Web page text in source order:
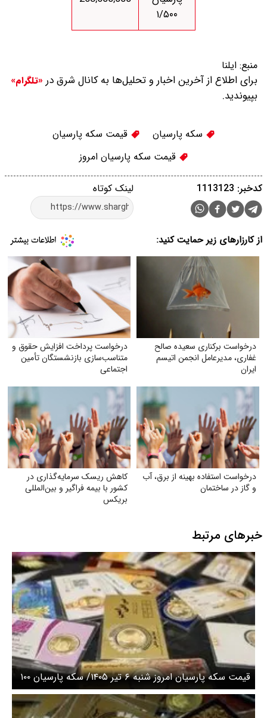
۱/۵۰۰
منبع: ایلنا
برای اطلاع از آخرین اخبار و تحلیل‌ها به کانال شرق در «تلگرام»
بپیوندید.
سکه پارسیان
قیمت سکه پارسیان
قیمت سکه پارسیان امروز
لینک کوتاه کدخبر: 1113123
از کارزارهای زیر حمایت کنید:
درخواست برکناری سعیده صالح
غفاری، مدیرعامل انجمن اتیسم
ایران
درخواست پرداخت افزایش حقوق و
متناسب‌سازی بازنشستگان تأمین
اجتماعی
درخواست استفاده بهینه از برق، آب
و گاز در ساختمان
کاهش ریسک سرمایه‌گذاری در
کشور با بیمه فراگیر و بین‌المللی
بریکس
خبرهای مرتبط
قیمت سکه پارسیان امروز شنبه ۶ تیر ۱۴۰۵/ سکه پارسیان ۱۰۰
سوتی امروز چند؟ + جدول